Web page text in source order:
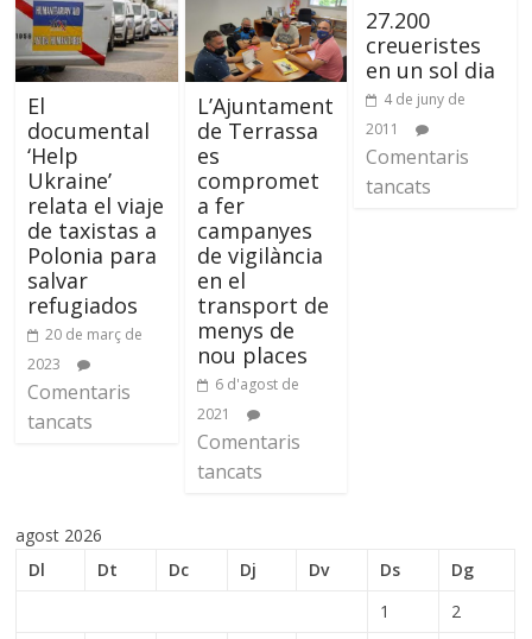
El
documental
‘Help
Ukraine’
relata el viaje
de taxistas a
Polonia para
salvar
refugiados
20 de març de
2023
Comentaris
tancats
L’Ajuntament
de Terrassa
es
compromet
a fer
campanyes
de vigilància
en el
transport de
menys de
nou places
6 d'agost de
2021
Comentaris
tancats
27.200
creueristes
en un sol dia
4 de juny de
2011
Comentaris
tancats
agost 2026
Dl
Dt Dc Dj Dv Ds
Dg
1
2